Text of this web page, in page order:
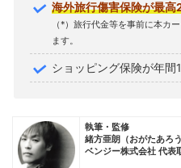
海外旅行傷害保険が最
（*）旅行代金等を事前に本カ
ます。
ショッピング保険が年間
執筆・監修
緒方亜朗（おがたあろう
ベンジー株式会社 代表